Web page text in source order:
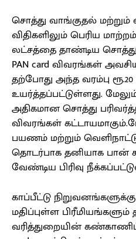
சொத்து வாங்குதல்
விதிகளிலும் பெரிய
லட்சத்தை தாண்டிய
PAN card விவரங்கள்
தற்போது அந்த வரம்பு
உயர்த்தப்பட்டுள்ளது.
அதிகமான சொத்து
விவரங்கள்
பயணம் மற்றும்
தொடர்பாக தனியாக பான்
வேண்டிய பிரிவு
காப்பீட்டு
மதிப்புள்ள
வரித்துறையின்